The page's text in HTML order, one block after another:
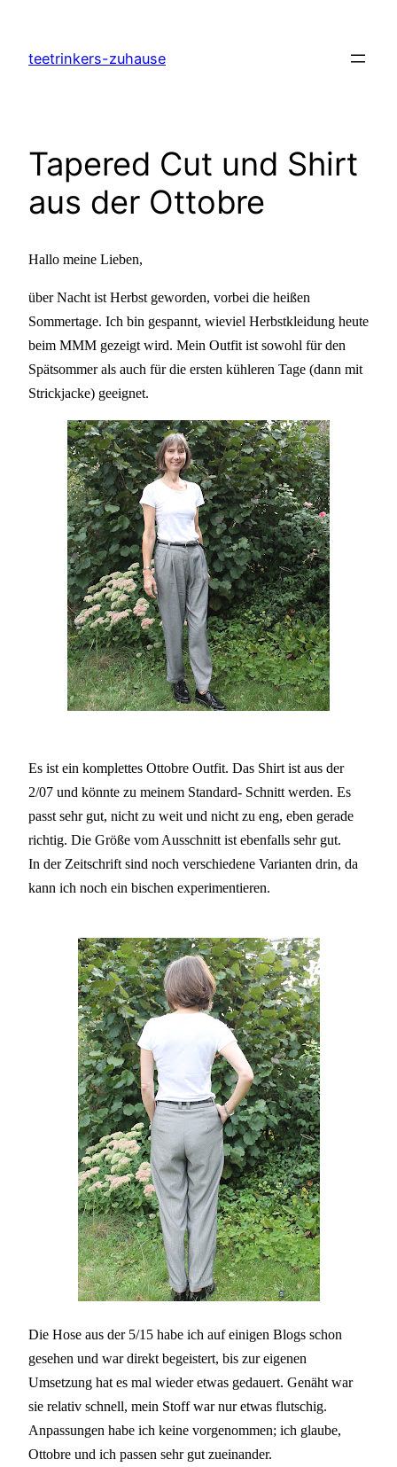
springen
teetrinkers-zuhause
Tapered Cut und Shirt
aus der Ottobre
Hallo meine Lieben,
über Nacht ist Herbst geworden, vorbei die heißen
Sommertage. Ich bin gespannt, wieviel Herbstkleidung heute
beim MMM gezeigt wird. Mein Outfit ist sowohl für den
Spätsommer als auch für die ersten kühleren Tage (dann mit
Strickjacke) geeignet.
Es ist ein komplettes Ottobre Outfit. Das Shirt ist aus der
2/07 und könnte zu meinem Standard- Schnitt werden. Es
passt sehr gut, nicht zu weit und nicht zu eng, eben gerade
richtig. Die Größe vom Ausschnitt ist ebenfalls sehr gut.
In der Zeitschrift sind noch verschiedene Varianten drin, da
kann ich noch ein bischen experimentieren.
Die Hose aus der 5/15 habe ich auf einigen Blogs schon
gesehen und war direkt begeistert, bis zur eigenen
Umsetzung hat es mal wieder etwas gedauert. Genäht war
sie relativ schnell, mein Stoff war nur etwas flutschig.
Anpassungen habe ich keine vorgenommen; ich glaube,
Ottobre und ich passen sehr gut zueinander.